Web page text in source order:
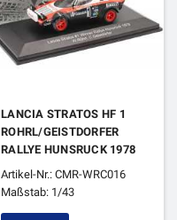
LANCIA STRATOS HF 1
ROHRL/GEISTDORFER
RALLYE HUNSRUCK 1978
1ER
Artikel-Nr.: CMR-WRC016
Maßstab: 1/43